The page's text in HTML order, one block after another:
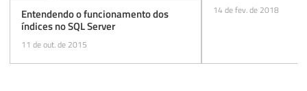
Entendendo o funcionamento dos
índices no SQL Server
11 de out. de 2015
14 de fev. de 2018